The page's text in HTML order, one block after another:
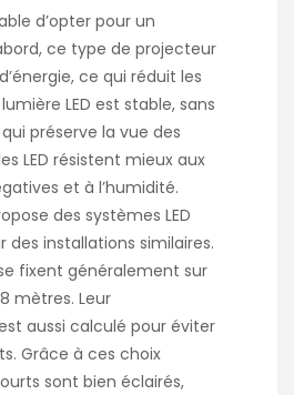
d’opter pour un
ce type de projecteur
ce qui réduit les
LED est stable, sans
préserve la vue des
LED résistent mieux aux
et à l’humidité.
des systèmes LED
des installations similaires.
fixent généralement sur
mètres. Leur
aussi calculé pour éviter
Grâce à ces choix
sont bien éclairés,